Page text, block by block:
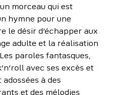
morceau qui est
hymne pour une
le désir d’échapper aux
adulte et la réalisation
paroles fantasques,
avec ses excès et
à des
et des mélodies